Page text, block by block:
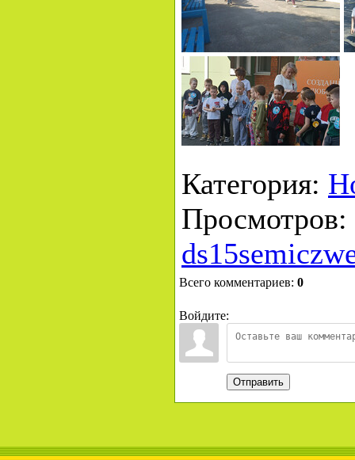
Категория:
Просмотров:
Всего комментариев: 0
Войдите:
Отправить